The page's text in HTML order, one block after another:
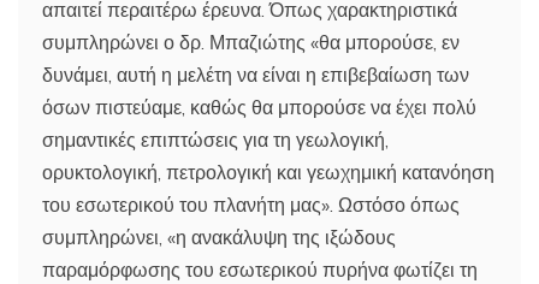
απαιτεί περαιτέρω έρευνα. Όπως χαρακτηριστικά
συμπληρώνει ο δρ. Μπαζιώτης «θα μπορούσε, εν
δυνάμει, αυτή η μελέτη να είναι η επιβεβαίωση των
όσων πιστεύαμε, καθώς θα μπορούσε να έχει πολύ
σημαντικές επιπτώσεις για τη γεωλογική,
ορυκτολογική, πετρολογική και γεωχημική κατανόηση
του εσωτερικού του πλανήτη μας». Ωστόσο όπως
συμπληρώνει, «η ανακάλυψη της ιξώδους
παραμόρφωσης του εσωτερικού πυρήνα φωτίζει τη